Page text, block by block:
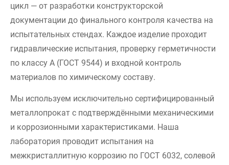
цикл — от разработки конструкторской
документации до финального контроля качества на
испытательных стендах. Каждое изделие проходит
гидравлические испытания, проверку герметичности
по классу А (ГОСТ 9544) и входной контроль
материалов по химическому составу.
Мы используем исключительно сертифицированный
металлопрокат с подтверждёнными механическими
и коррозионными характеристиками. Наша
лаборатория проводит испытания на
межкристаллитную коррозию по ГОСТ 6032, солевой